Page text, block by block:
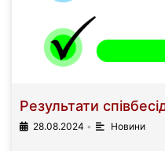
Результати
28.08.2024 • Новини